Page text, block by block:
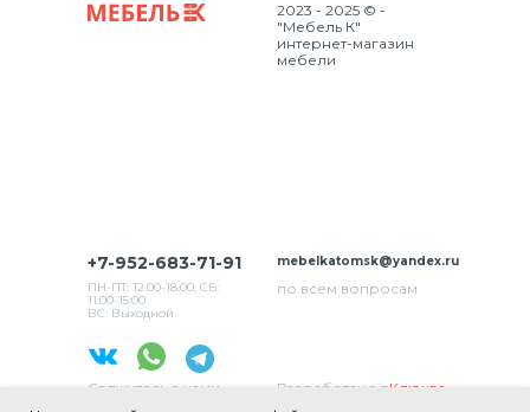
+7-952-683-71-91
ПН-ПТ: 12.00-18.00, СБ:
11:00-15:00
ВС: Выходной
Разработано вКлюква
mebelkatomsk@yandex.ru
по всем вопросам
2023 - 2025 © -
"Мебель К"
интернет-магазин
мебели
Свяжитесь с нами